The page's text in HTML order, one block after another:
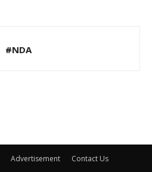
#NDA
Advertisement Contact Us